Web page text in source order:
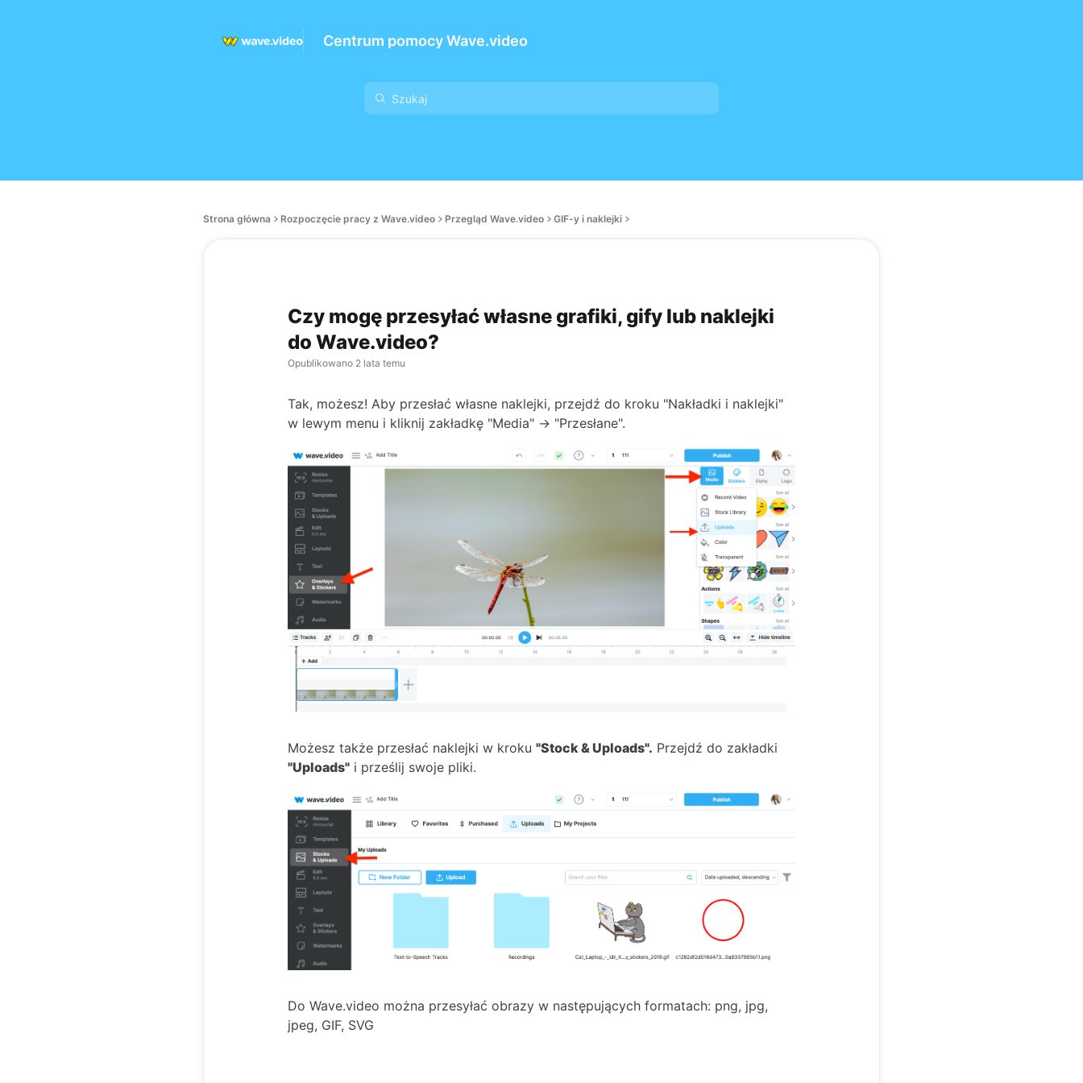
Centrum pomocy Wave.video
Strona główna Rozpoczęcie pracy z Wave.video Przegląd Wave.video GIF-y i naklejki
Czy mogę przesyłać własne grafiki, gify lub naklejki
do Wave.video?
Opublikowano 2 lata temu
Tak, możesz! Aby przesłać własne naklejki, przejdź do kroku "Nakładki i naklejki"
w lewym menu i kliknij zakładkę "Media" -> "Przesłane".
Możesz także przesłać naklejki w kroku "Stock & Uploads". Przejdź do zakładki
"Uploads" i prześlij swoje pliki.
Do Wave.video można przesyłać obrazy w następujących formatach: png, jpg,
jpeg, GIF, SVG